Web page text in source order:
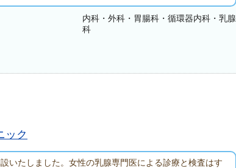
内科・外科・胃腸科・循環器内科・乳腺
科
ック
いたしました。女性の乳腺専門医による診療と検査はす